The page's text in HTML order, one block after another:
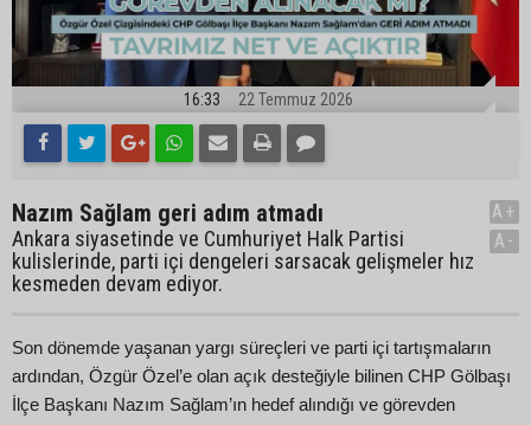
16:33 22 Temmuz 2026
Nazım Sağlam geri adım atmadı
Ankara siyasetinde ve Cumhuriyet Halk Partisi
kulislerinde, parti içi dengeleri sarsacak gelişmeler hız
kesmeden devam ediyor.
A+
A-
Son dönemde yaşanan yargı süreçleri ve parti içi tartışmaların
ardından, Özgür Özel’e olan açık desteğiyle bilinen CHP Gölbaşı
İlçe Başkanı Nazım Sağlam’ın hedef alındığı ve görevden